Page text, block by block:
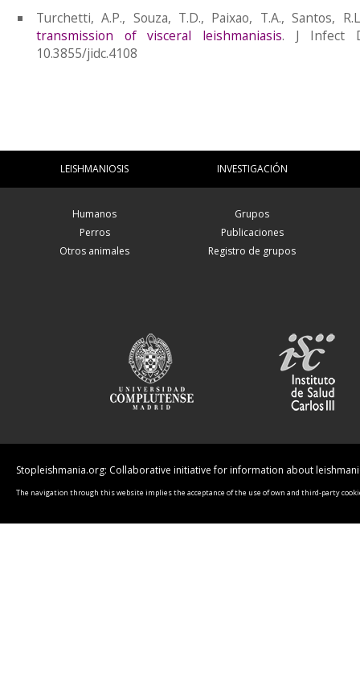
Turchetti, A.P., Souza, T.D., Paixao, T.A., Santos,
transmission of visceral leishmaniasis. J Infect
10.3855/jidc.4108
LEISHMANIOSIS INVESTIGACIÓN
Humanos
Grupos
Perros
Publicaciones
Otros animales
Registro de grupos
Stopleishmania.org: Collaborative initiative for information about
The navigation through this website implies the acceptance of the use of own and third-party